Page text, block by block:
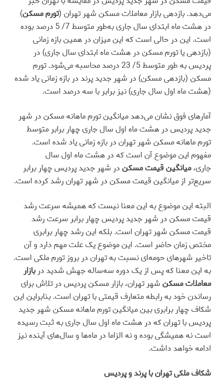
می‌دهد. بازدهی بازار معاملات مسکن شهر تهران (تورم مسکن)
در هشت ماه ابتدای سال جاری به‌طور متوسط 7/ 5 درصد بوده
است. این در حالی است که این میزان در همین بازه زمانی
(بازدهی یا تورم مسکن در هشت ماه ابتدای سال جاری) در
پردیس به طور متوسط 5/ 23 درصد محاسبه می‌شود. تورم
مسکن (بازدهی مسکن) در شهر جدید پرند در بازه زمانی یاد شده
(هشت ماه اول سال جاری) نیز برابر با سه درصد است.
آمارهای فوق نشان می‌دهد میانگین تورم ماهانه مسکن در شهر
جدید پردیس در هشت ماه اول سال جاری چهار برابر متوسط
تورم ماهانه مسکن شهر تهران در بازه زمانی یاد شده است.
مفهوم این موضوع آن است که در هشت ماه اول سال
جاری،میانگین قیمت مسکندر شهر جدید پردیس چهار برابر
سریع‌تر از میانگین قیمت مسکن در شهر تهران رشد کرده است.
البته این موضوع به این معنا نیست که همیشه سرعت رشد
قیمت مسکن در شهر جدید پردیس چهار برابر سرعت رشد
قیمت مسکن شهر تهران است. بلکه این رشد چهار برابری
مختص زمان حاضر است. این موضوع یک علت مهم دارد و آن
تاخیر شهرهای حومه‌‌ای نسبت به تهران در بروز تورم ملکی است.
به این معنا که پس از یک دوره سه‌ساله جهش شدید دربازار
معاملات مسکنشهر تهران، بازار مسکن پردیس در تلاش برای
رساندن خود به رابطه متعارف قیمتی با تهران است. بنابراین این
شکاف چهار برابری بین میانگین تورم ماهانه مسکن شهر جدید
پردیس با تهران که در هشت ماه اول سال جاری به ثبت رسیده
است نه همیشگی بوده و نه الزاما در ماه‌ها و سال‌های آینده نیز
ادامه خواهد داشت.
شکاف ملکی تهران با پرند و پردیس